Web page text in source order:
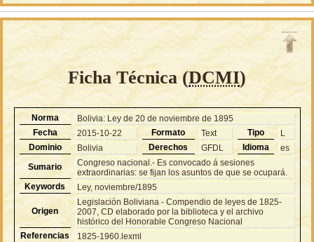
Ficha Técnica (DCMI)
Norma
Bolivia: Ley de 20 de noviembre de 1895
Fecha
2015-10-22 Formato Text Tipo
L
Dominio
Bolivia Derechos GFDL Idioma
es
Sumario
Congreso nacional.- Es convocado á sesiones
extraordinarias: se fijan los asuntos de que se ocupará.
Keywords
Ley, noviembre/1895
Origen
Legislación Boliviana - Compendio de leyes de 1825-
2007, CD elaborado por la biblioteca y el archivo
histórico del Honorable Congreso Nacional
Referencias
1825-1960.lexml